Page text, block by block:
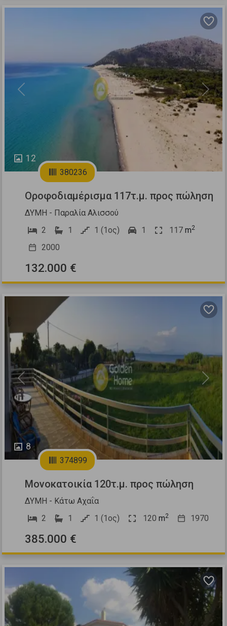
12
Previous Next
380236
Οροφοδιαμέρισμα 117τ.μ. προς πώληση
ΔΥΜΗ - Παραλία Αλισσού
2
1 1 (1ος) 1 117 m2
2000
132.000 €
8
Previous Next
374899
Μονοκατοικία 120τ.μ. προς πώληση
ΔΥΜΗ - Κάτω Αχαΐα
2
1 1 (1ος) 120 m2 1970
385.000 €